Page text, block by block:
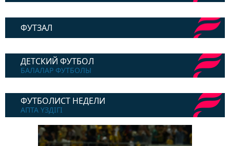
ФУТЗАЛ
ДЕТСКИЙ ФУТБОЛ
БАЛАЛАР ФУТБОЛЫ
ФУТБОЛИСТ НЕДЕЛИ
АПТА ҮЗДІГІ